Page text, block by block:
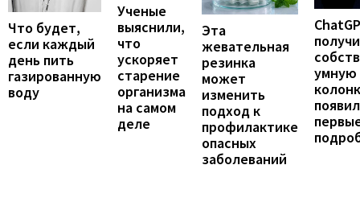
Что будет,
если каждый
день пить
газированную
воду
Ученые
выяснили,
что
ускоряет
старение
организма
на самом
деле
Эта
жевательная
резинка
может
изменить
подход к
профилактике
опасных
заболеваний
умную